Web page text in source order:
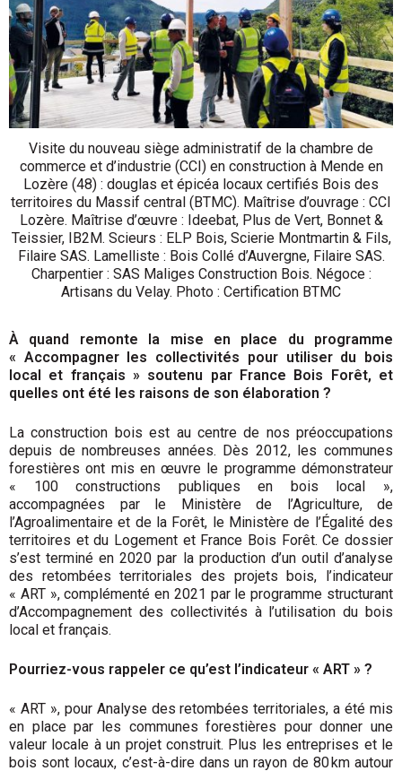
Visite du nouveau siège administratif de la chambre de
commerce et d’industrie (CCI) en construction à Mende en
Lozère (48) : douglas et épicéa locaux certifiés Bois des
territoires du Massif central (BTMC). Maîtrise d’ouvrage : CCI
Lozère. Maîtrise d’œuvre : Ideebat, Plus de Vert, Bonnet &
Teissier, IB2M. Scieurs : ELP Bois, Scierie Montmartin & Fils,
Filaire SAS. Lamelliste : Bois Collé d’Auvergne, Filaire SAS.
Charpentier : SAS Maliges Construction Bois. Négoce :
Artisans du Velay. Photo : Certification BTMC
À quand remonte la mise en place du programme
« Accompagner les collectivités pour utiliser du bois
local et français » soutenu par France Bois Forêt, et
quelles ont été les raisons de son élaboration ?
La construction bois est au centre de nos préoccupations
depuis de nombreuses années. Dès 2012, les communes
forestières ont mis en œuvre le programme démonstrateur
« 100 constructions publiques en bois local »,
accompagnées par le Ministère de l’Agriculture, de
l’Agroalimentaire et de la Forêt, le Ministère de l’Égalité des
territoires et du Logement et France Bois Forêt. Ce dossier
s’est terminé en 2020 par la production d’un outil d’analyse
des retombées territoriales des projets bois, l’indicateur
« ART », complémenté en 2021 par le programme structurant
d’Accompagnement des collectivités à l’utilisation du bois
local et français.
Pourriez-vous rappeler ce qu’est l’indi­cateur « ART » ?
« ART », pour Analyse des retombées territoriales, a été mis
en place par les communes forestières pour donner une
valeur locale à un projet construit. Plus les entreprises et le
bois sont locaux, c’est-à-dire dans un rayon de 80 km autour